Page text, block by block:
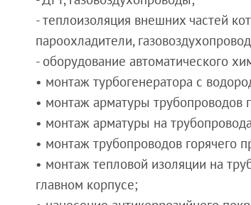
- теплоизоляция внешних частей
пароохладители,
- оборудование автоматического
• монтаж турбогенератора с
• монтаж арматуры трубопроводов
• монтаж арматуры на
• монтаж трубопроводов горячего
• монтаж тепловой изоляции на
главном корпусе;